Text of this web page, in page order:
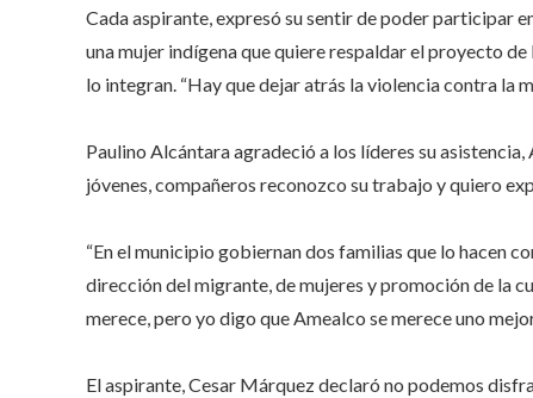
Cada aspirante, expresó su sentir de poder participar
una mujer indígena que quiere respaldar el proyecto
lo integran. “Hay que dejar atrás la violencia contra la
Paulino Alcántara agradeció a los líderes su
jóvenes, compañeros reconozco su trabajo y quiero
“En el municipio gobiernan dos familias que lo hacen
dirección del migrante, de mujeres y promoción de la
merece, pero yo digo que Amealco se merece uno
El aspirante, Cesar Márquez declaró no podemos